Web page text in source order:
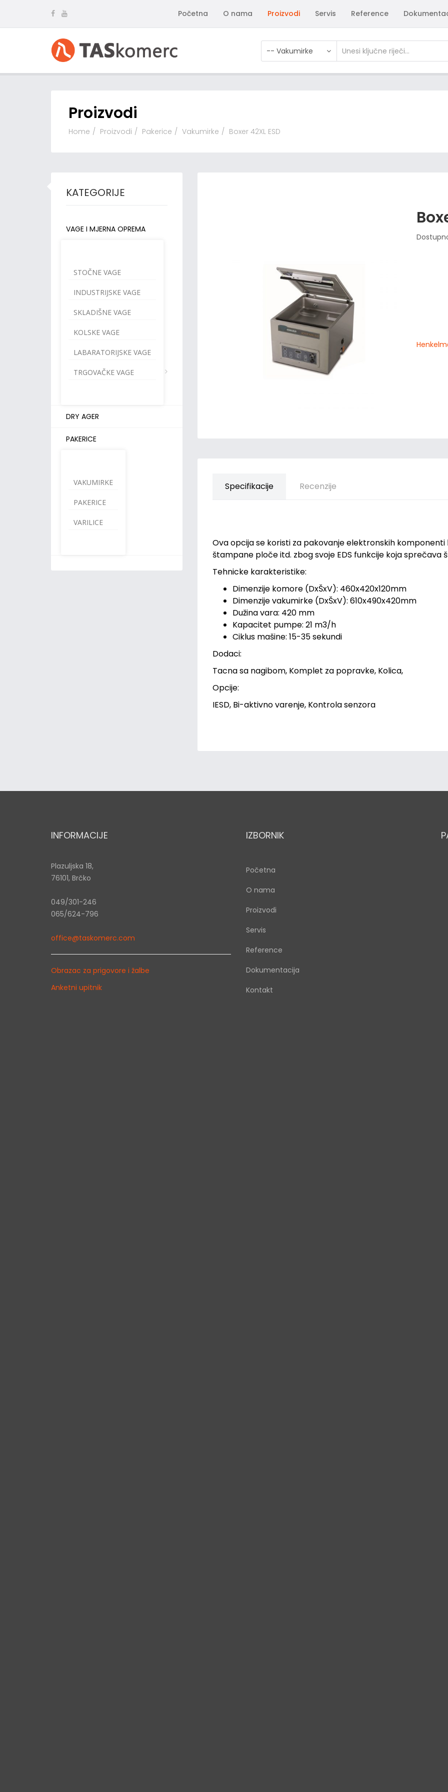
Početna O nama Proizvodi Servis Reference
-- Vakumirke
Proizvodi
Home Proizvodi Pakerice Vakumirke Boxer 42XL ESD
KATEGORIJE
VAGE I MJERNA OPREMA
STOČNE VAGE
INDUSTRIJSKE VAGE
SKLADIŠNE VAGE
KOLSKE VAGE
LABARATORIJSKE VAGE
TRGOVAČKE VAGE
DRY AGER
PAKERICE
VAKUMIRKE
PAKERICE
VARILICE
Specifikacije Recenzije
Ova opcija se koristi za pakovanje elektronskih
štampane ploče itd. zbog svoje EDS funkcije koja
Tehnicke karakteristike:
Dimenzije komore (DxŠxV): 460x420x120mm
Dimenzije vakumirke (DxŠxV): 610x490x420mm
Dužina vara: 420 mm
Kapacitet pumpe: 21 m3/h
Ciklus mašine: 15-35 sekundi
Dodaci:
Tacna sa nagibom, Komplet za popravke, Kolica,
Opcije:
IESD, Bi-aktivno varenje, Kontrola senzora
INFORMACIJE
Plazuljska 18,
76101, Brčko
049/301-246
065/624-796
office@taskomerc.com
Obrazac za prigovore i žalbe
Anketni upitnik
IZBORNIK
Početna
O nama
Proizvodi
Servis
Reference
Dokumentacija
Kontakt